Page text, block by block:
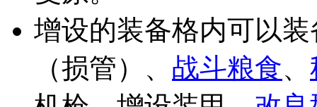
增设的装备格内可以
（损管）、 战斗粮食、